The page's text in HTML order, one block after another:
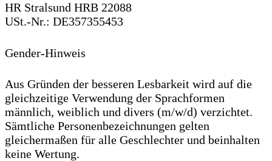
HR Stralsund HRB 22088
USt.-Nr.: DE357355453
Gender-Hinweis
Aus Gründen der besseren Lesbarkeit wird auf die
gleichzeitige Verwendung der Sprachformen
männlich, weiblich und divers (m/w/d) verzichtet.
Sämtliche Personenbezeichnungen gelten
gleichermaßen für alle Geschlechter und beinhalten
keine Wertung.